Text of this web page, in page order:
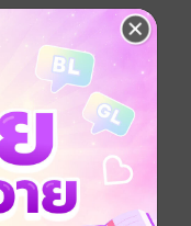
แชร์
มของบริษัทยักษ์
สู้ชีวิตมาโดย
มห้อง จนกลายมา
มากขึ้นอีก ความ